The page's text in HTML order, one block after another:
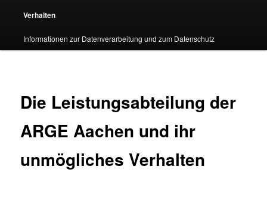
Verhalten
Informationen zur Datenverarbeitung und zum Datenschutz
Die Leistungsabteilung der
ARGE Aachen und ihr
unmögliches Verhalten